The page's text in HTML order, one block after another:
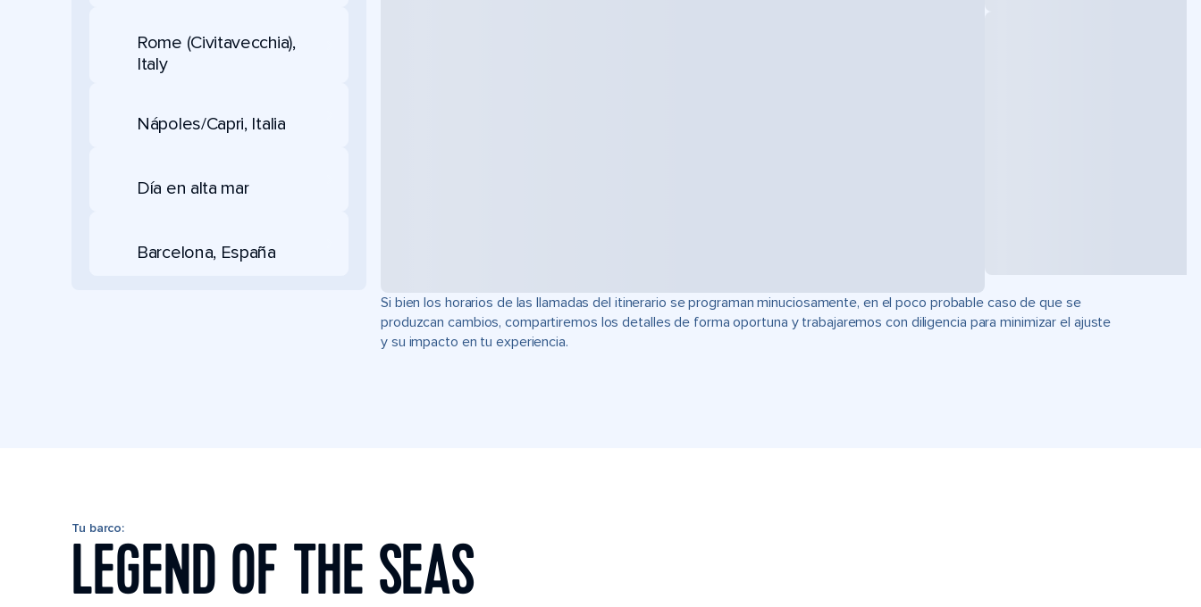
Rome (Civitavecchia),
Italy
Nápoles/Capri, Italia
Día en alta mar
Barcelona, España
Si bien los horarios de las llamadas del itinerario se programan minuciosamente, en el poco probable caso de que se
produzcan cambios, compartiremos los detalles de forma oportuna y trabajaremos con diligencia para minimizar el ajuste
y su impacto en tu experiencia.
Tu barco:
LEGEND OF THE SEAS